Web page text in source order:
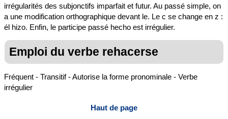
irrégularités des subjonctifs imparfait et futur. Au passé simple, on
a une modification orthographique devant le. Le c se change en z :
él hizo. Enfin, le participe passé hecho est irrégulier.
Emploi du verbe rehacerse
Fréquent - Transitif - Autorise la forme pronominale - Verbe
irrégulier
Haut de page